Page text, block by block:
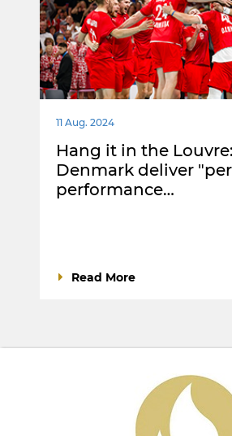
11 Aug. 2024
Hang it in the Louvre:
Denmark deliver
performance…
Read More